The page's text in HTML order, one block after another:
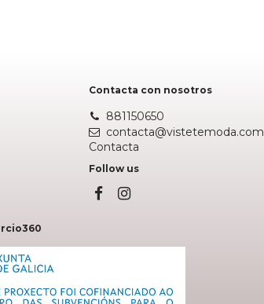
Contacta con nosotros
881150650
contacta@vistetemoda.com
Contacta
Follow us